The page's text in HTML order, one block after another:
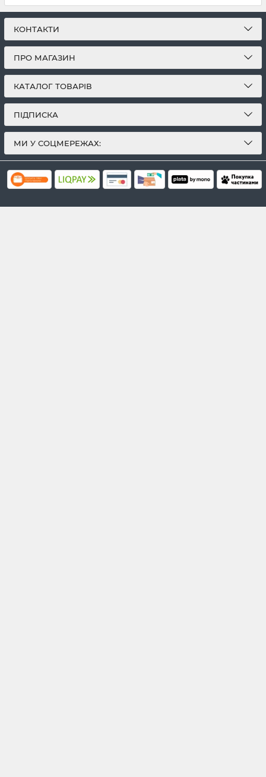
КОНТАКТИ
ПРО МАГАЗИН
КАТАЛОГ ТОВАРІВ
ПІДПИСКА
МИ У СОЦМЕРЕЖАХ: